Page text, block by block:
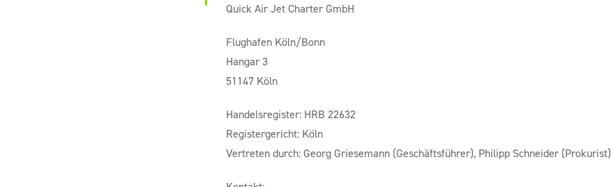
Quick Air Jet Charter GmbH
Flughafen Köln/Bonn
Hangar 3
51147 Köln
Handelsregister: HRB 22632
Registergericht: Köln
Vertreten durch: Georg Griesemann (Geschäftsführer), Philipp Schneider (Prokurist)